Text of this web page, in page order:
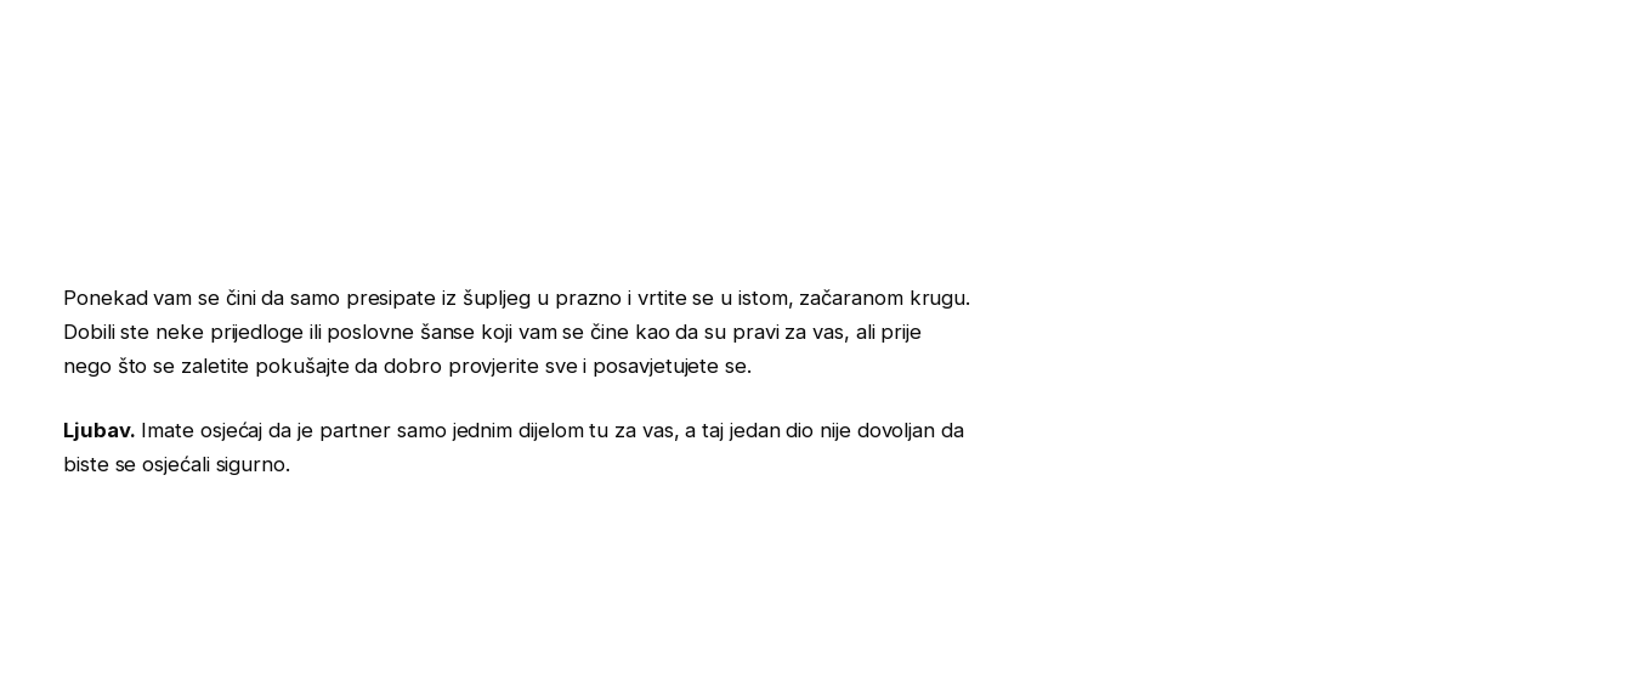
Ponekad vam se čini da samo presipate iz šupljeg u prazno i vrtite se u istom, začaranom krugu.
Dobili ste neke prijedloge ili poslovne šanse koji vam se čine kao da su pravi za vas, ali prije
nego što se zaletite pokušajte da dobro provjerite sve i posavjetujete se.
Ljubav. Imate osjećaj da je partner samo jednim dijelom tu za vas, a taj jedan dio nije dovoljan da
biste se osjećali sigurno.